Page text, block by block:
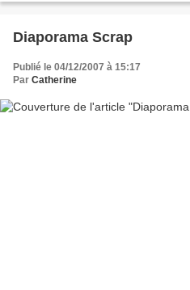
Diaporama Scrap
Publié le 04/12/2007 à 15:17
Par Catherine